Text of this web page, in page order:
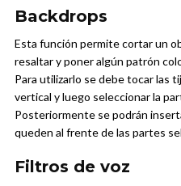
Backdrops
Esta función permite cortar un
resaltar y poner algún patrón
Para utilizarlo se debe tocar las
vertical y luego seleccionar la
Posteriormente se podrán
queden al frente de las partes
Filtros de voz